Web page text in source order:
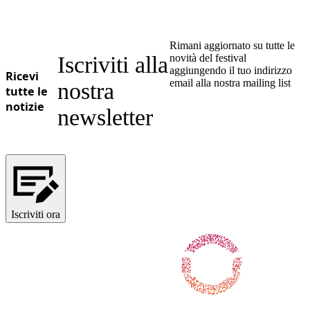
Ricevi
tutte le
notizie
Iscriviti alla
nostra
newsletter
Rimani aggiornato su tutte le
novità del festival
aggiungendo il tuo indirizzo
email alla nostra mailing list
Iscriviti ora